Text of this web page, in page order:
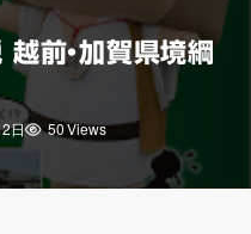
越前・加賀県境綱
日 50 Views